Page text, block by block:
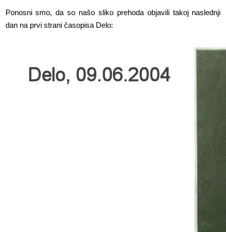
Ponosni smo, da so našo sliko prehoda objavili takoj naslednji
dan na prvi strani časopisa Delo: